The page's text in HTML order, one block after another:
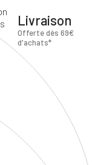
Livraison
Offerte dès 69€
d'achats*